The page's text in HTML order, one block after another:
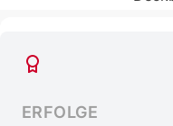
ERFOLGE